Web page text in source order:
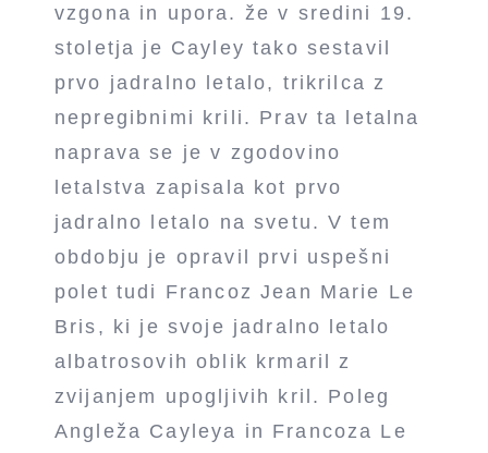
vzgona in upora. že v sredini 19.
stoletja je Cayley tako sestavil
prvo jadralno letalo, trikrilca z
nepregibnimi krili. Prav ta letalna
naprava se je v zgodovino
letalstva zapisala kot prvo
jadralno letalo na svetu. V tem
obdobju je opravil prvi uspešni
polet tudi Francoz Jean Marie Le
Bris, ki je svoje jadralno letalo
albatrosovih oblik krmaril z
zvijanjem upogljivih kril. Poleg
Angleža Cayleya in Francoza Le